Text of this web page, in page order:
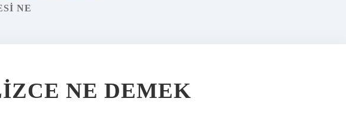
NE
NE DEMEK